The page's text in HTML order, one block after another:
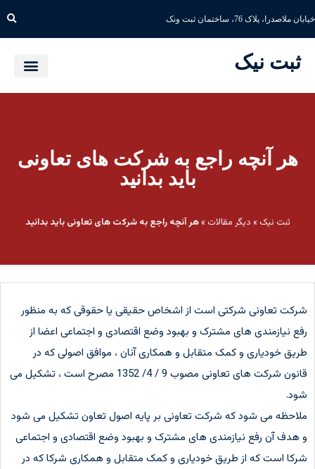
خیابان ملاصدرا، پلاک 76، ساختمان ثبت ونک
ثبت نیک
هر آنچه راجع به شرکت های تعاونی
باید بدانید
ثبت نیک » دیگر مقالات »هر آنچه راجع به شرکت های تعاونی باید بدانید
شرکت تعاونی شرکتی است از اشخاص حقیقی یا حقوقی که به منظور
رفع نیازمندی های مشترک و بهبود وضع اقتصادی و اجتماعی اعضا از
طریق خودیاری و کمک متقابل و همکاری آنان ، موافق اصولی که در
قانون شرکت های تعاونی مصوب 9 / 4/ 1352 مصرح است ، تشکیل می
شود.
ملاحظه می شود که شرکت تعاونی بر پایه اصول تعاون تشکیل می شود
و هدف آن رفع نیازمندی های مشترک و بهبود وضع اقتصادی و اجتماعی
شرکا است که از طریق خودیاری و کمک متقابل و همکاری شرکا که در